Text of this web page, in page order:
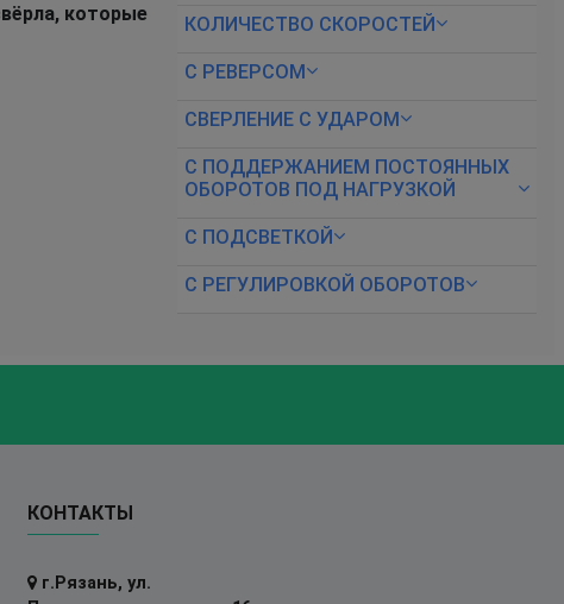
КОЛИЧЕСТВО СКОРОСТЕЙ
С РЕВЕРСОМ
СВЕРЛЕНИЕ С УДАРОМ
С ПОДДЕРЖАНИЕМ ПОСТОЯННЫХ
ОБОРОТОВ ПОД НАГРУЗКОЙ
С ПОДСВЕТКОЙ
С РЕГУЛИРОВКОЙ ОБОРОТОВ
которые
КОНТАКТЫ
г.Рязань, ул.